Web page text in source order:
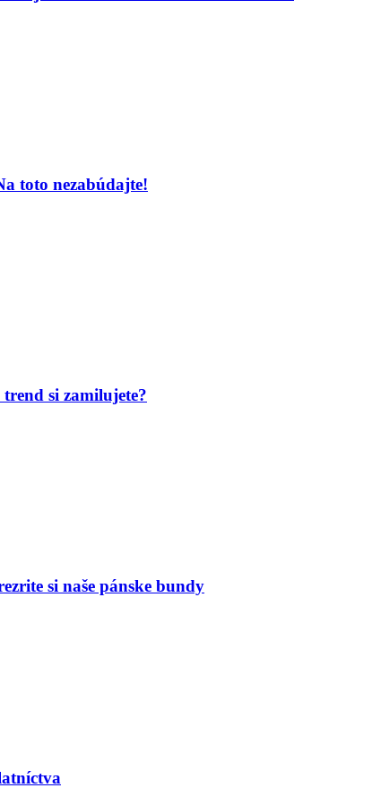
toto nezabúdajte!
si zamilujete?
si naše pánske bundy